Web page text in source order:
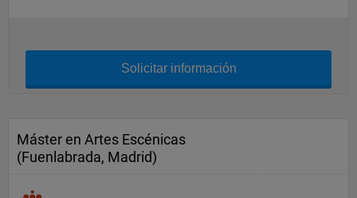
Solicitar información
Máster en Artes Escénicas
(Fuenlabrada, Madrid)